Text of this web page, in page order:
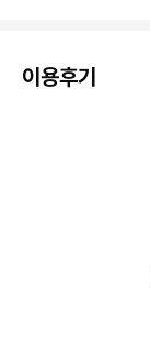
이용후기